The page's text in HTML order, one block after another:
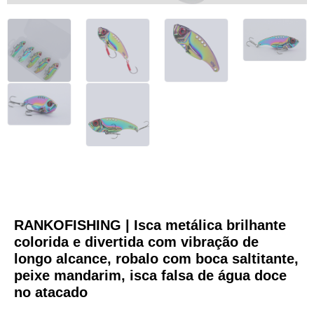
RANKOFISHING | Isca metálica brilhante
colorida e divertida com vibração de
longo alcance, robalo com boca saltitante,
peixe mandarim, isca falsa de água doce
no atacado